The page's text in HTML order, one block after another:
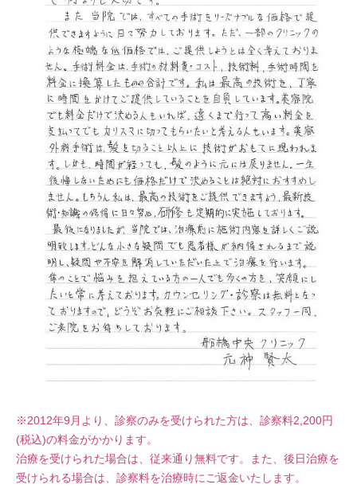
※2012年9月より、診察のみを受けられた方は、診察料2,200円
(税込)の料金がかかります。
治療を受けられた場合は、従来通り無料です。また、後日治療を
受けられる場合は、診察料を治療時にご返金いたします。